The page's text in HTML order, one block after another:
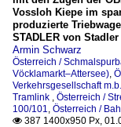
Vossloh Kiepe im
produzierte
STADLER von
Armin Schwarz
Österreich /
Vöcklamarkt–Attersee),
Verkehrsgesellschaft
Tramlink , Österreich /
100/101, Österreich /
 387 1400x950 Px,